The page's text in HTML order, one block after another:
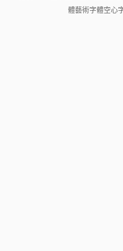
體藝術字體空心